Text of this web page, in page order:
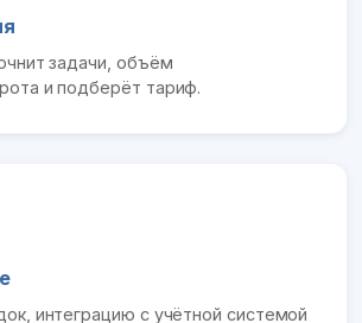
задачи, объём
и подберёт тариф.
интеграцию с учётной системой